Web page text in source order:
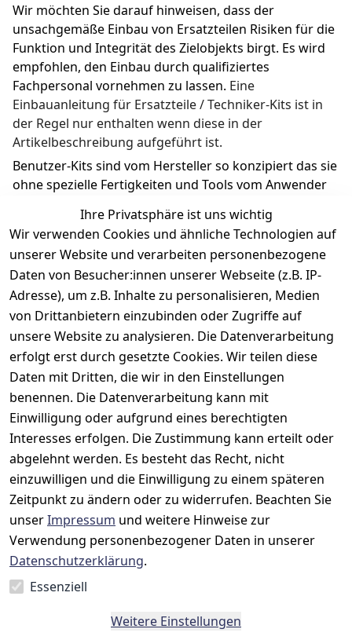
Wir möchten Sie darauf hinweisen, dass der
unsachgemäße Einbau von Ersatzteilen Risiken für die
Funktion und Integrität des Zielobjekts birgt. Es wird
empfohlen, den Einbau durch qualifiziertes
Fachpersonal vornehmen zu lassen. Eine
Einbauanleitung für Ersatzteile / Techniker-Kits ist in
der Regel nur enthalten wenn diese in der
Artikelbeschreibung aufgeführt ist.
Benutzer-Kits sind vom Hersteller so konzipiert das sie
ohne spezielle Fertigkeiten und Tools vom Anwender
Ihre Privatsphäre ist uns wichtig
Wir verwenden Cookies und ähnliche Technologien auf
unserer Website und verarbeiten personenbezogene
Daten von Besucher:innen unserer Webseite (z.B. IP-
Adresse), um z.B. Inhalte zu personalisieren, Medien
von Drittanbietern einzubinden oder Zugriffe auf
unsere Website zu analysieren. Die Datenverarbeitung
erfolgt erst durch gesetzte Cookies. Wir teilen diese
Daten mit Dritten, die wir in den Einstellungen
benennen. Die Datenverarbeitung kann mit
Einwilligung oder aufgrund eines berechtigten
Interesses erfolgen. Die Zustimmung kann erteilt oder
abgelehnt werden. Es besteht das Recht, nicht
einzuwilligen und die Einwilligung zu einem späteren
Zeitpunkt zu ändern oder zu widerrufen. Beachten Sie
unserImpressum und weitere Hinweise zur
Verwendung personenbezogener Daten in unserer
Datenschutzerklärung.
Essenziell
Weitere Einstellungen
Rechtliches
AGB
Datenschutze
Barrierefreihe
itserklärung
Widerrufsbele
hrung
Retoureninfo
Vertrag
widerrufen
Kontakt
Prilux Print
Solutions
Wilhem-
Leuschner-Str.
19
D-63322
Rödermark
Tel.: 06074
Email:
info@prilux-
Support
Hersteller
Druckqualität
Wartungskit
Roller-
Diagramm
Ersatzteile
aus eigenen
Lagerbestand
Zahlung
und
Versand
Versandpausc
hale 5,95